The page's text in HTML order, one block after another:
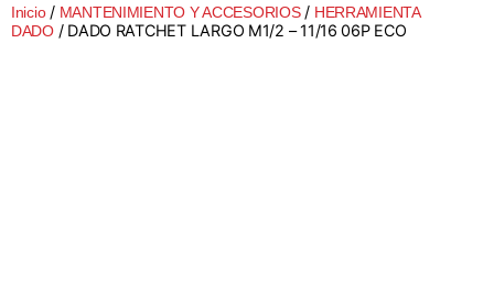
Inicio/ MANTENIMIENTO Y ACCESORIOS/ HERRAMIENTA
DADO/ DADO RATCHET LARGO M1/2 – 11/16 06P ECO